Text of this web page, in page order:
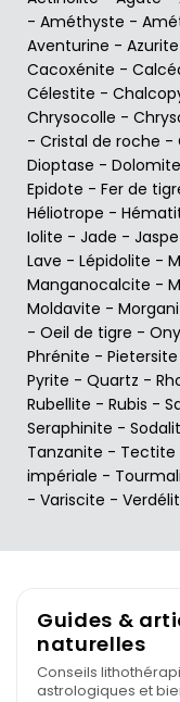
- Améthyste -
Aventurine - Azurite
Cacoxénite -
Célestite -
Chrysocolle -
- Cristal de roche -
Dioptase - Dolomite
Epidote - Fer de
Héliotrope -
Iolite - Jade - Jaspe
Lave - Lépidolite -
Manganocalcite -
Moldavite -
- Oeil de tigre -
Phrénite - Pietersite
Pyrite - Quartz -
Rubellite - Rubis -
Seraphinite -
Tanzanite - Tectite
impériale -
- Variscite -
Guides &
naturelles
Conseils
astrologiques et